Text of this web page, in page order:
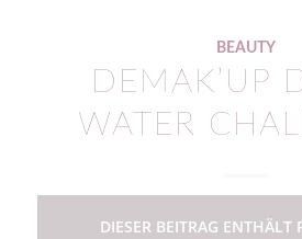
BEAUTY
DEMAK’UP
WATER
DIESER BEITRAG ENTHÄLT